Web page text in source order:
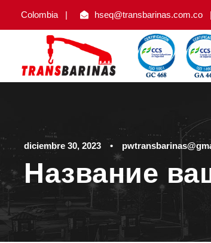
Colombia | hseq@transbarinas.com.co |
diciembre 30, 2023 •
Название